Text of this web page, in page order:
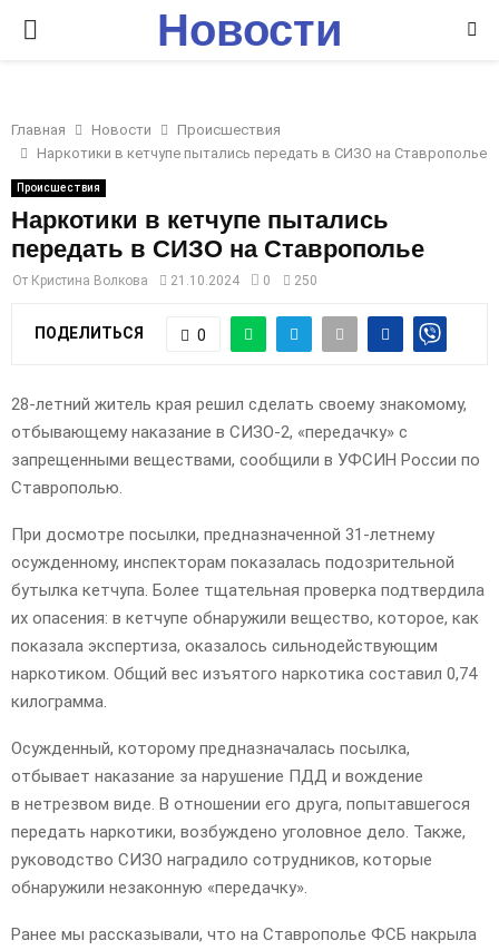
P
I
M
A
R
Y
M
N
U
Новости
Главная Новости
Происшествия
Наркотики в кетчупе пытались передать в СИЗО на Ставрополье
Происшествия
Наркотики в кетчупе пытались
передать в СИЗО на Ставрополье
От Кристина Волкова 21.10.2024 0 250
ПОДЕЛИТЬСЯ 0
28-летний житель края решил сделать своему знакомому,
отбывающему наказание в СИЗО-2, «передачку» с
запрещенными веществами, сообщили в УФСИН России по
Ставрополью.
При досмотре посылки, предназначенной 31-летнему
осужденному, инспекторам показалась подозрительной
бутылка кетчупа. Более тщательная проверка подтвердила
их опасения: в кетчупе обнаружили вещество, которое, как
показала экспертиза, оказалось сильнодействующим
наркотиком. Общий вес изъятого наркотика составил 0,74
килограмма.
Осужденный, которому предназначалась посылка,
отбывает наказание за нарушение ПДД и вождение
в нетрезвом виде. В отношении его друга, попытавшегося
передать наркотики, возбуждено уголовное дело. Также,
руководство СИЗО наградило сотрудников, которые
обнаружили незаконную «передачку».
Ранее мы рассказывали, что на Ставрополье ФСБ накрыла